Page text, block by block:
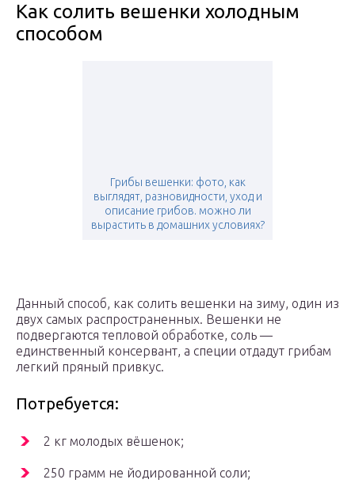
Как солить вешенки холодным
способом
Грибы вешенки: фото, как
выглядят, разновидности, уход и
описание грибов. можно ли
вырастить в домашних условиях?
Данный способ, как солить вешенки на зиму, один из
двух самых распространенных. Вешенки не
подвергаются тепловой обработке, соль —
единственный консервант, а специи отдадут грибам
легкий пряный привкус.
Потребуется:
2 кг молодых вёшенок;
250 грамм не йодированной соли;